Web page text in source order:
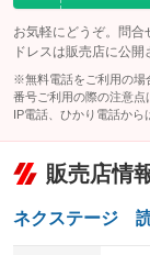
お気軽にどうぞ。問
ドレスは販売店に公開
※無料電話をご利用の場
番号ご利用の際の注意点
IP電話、ひかり電話から
販売店情
ネクステージ